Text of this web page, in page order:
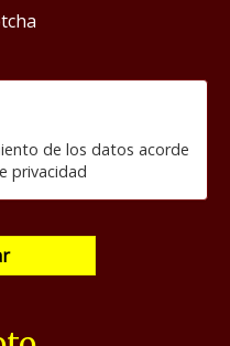
de los datos acorde
privacidad